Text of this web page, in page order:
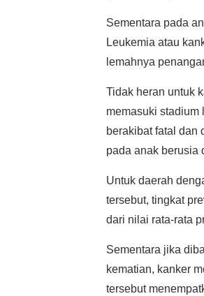
Sementara pada
Leukemia atau
lemahnya
Tidak heran untuk
memasuki stadium
berakibat fatal dan
pada anak berusia
Untuk daerah
tersebut, tingkat
dari nilai rata-rata
Sementara jika
kematian, kanker
tersebut